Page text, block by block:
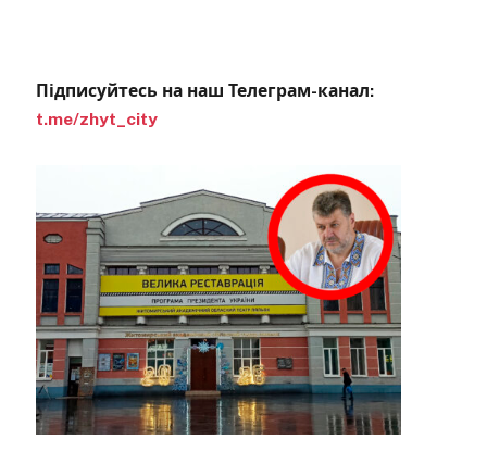
Підписуйтесь на наш Телеграм-канал:
t.me/zhyt_city